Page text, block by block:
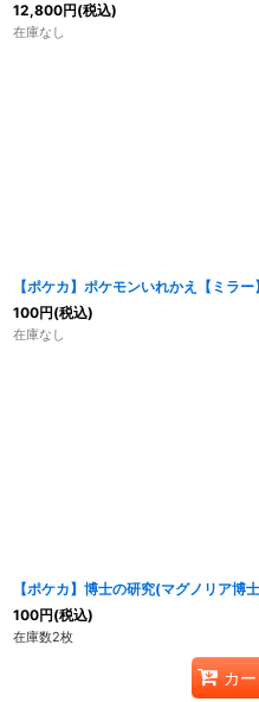
12,800円(税込)
在庫なし
【ポケカ】ポケモンいれかえ【ミラ
100円(税込)
在庫なし
【ポケカ】博士の研究(マグノリア
100円(税込)
在庫数2枚
カ